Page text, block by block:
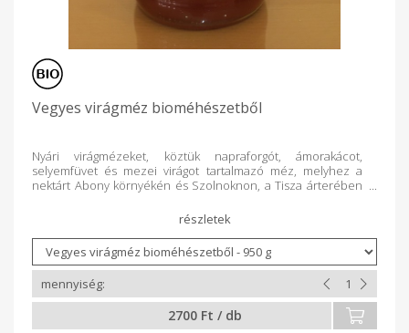
Vegyes virágméz bioméhészetből
Nyári virágmézeket, köztük napraforgót, ámorakácot,
selyemfüvet és mezei virágot tartalmazó méz, melyhez a
nektárt Abony környékén és Szolnoknon, a Tisza árterében
engedélyezett szereket használunk. Ezt a mézet a
mindennapos használat (mézeskenyér, mézes tea) mellett
sütéshez ajánljuk. 950 g-os és 500 g-os kiszerelésben
kapható. Saját üvegeinket (tetővel) 50 Ft/db ill. 25 Ft/db áron
beszámítjuk a következő vásárláskor.
2700 Ft / db